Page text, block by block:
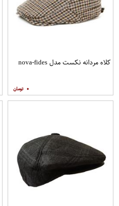
کلاه مردانه نکست مدل nova-fides
۰